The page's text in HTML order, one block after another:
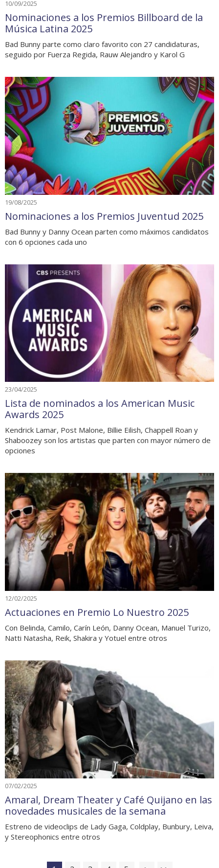
10/09/2025
Nominaciones a los Premios Billboard de la
Música Latina 2025
Bad Bunny parte como claro favorito con 27 candidaturas,
seguido por Fuerza Regida, Rauw Alejandro y Karol G
19/08/2025
Nominaciones a los Premios Juventud 2025
Bad Bunny y Danny Ocean parten como máximos candidatos
con 6 opciones cada uno
23/04/2025
Lista de nominados a los American Music
Awards 2025
Kendrick Lamar, Post Malone, Billie Eilish, Chappell Roan y
Shaboozey son los artistas que parten con mayor número de
opciones
12/02/2025
Actuaciones en Premio Lo Nuestro 2025
Con Belinda, Camilo, Carín León, Danny Ocean, Manuel Turizo,
Natti Natasha, Reik, Shakira y Yotuel entre otros
07/02/2025
Amaral, Dream Theater y Café Quijano en las
novedades musicales de la semana
Estreno de videoclips de Lady Gaga, Coldplay, Bunbury, Leiva,
y Stereophonics entre otros